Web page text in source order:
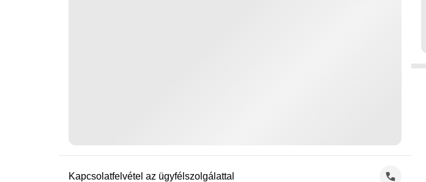
Kapcsolatfelvétel az ügyfélszolgálattal